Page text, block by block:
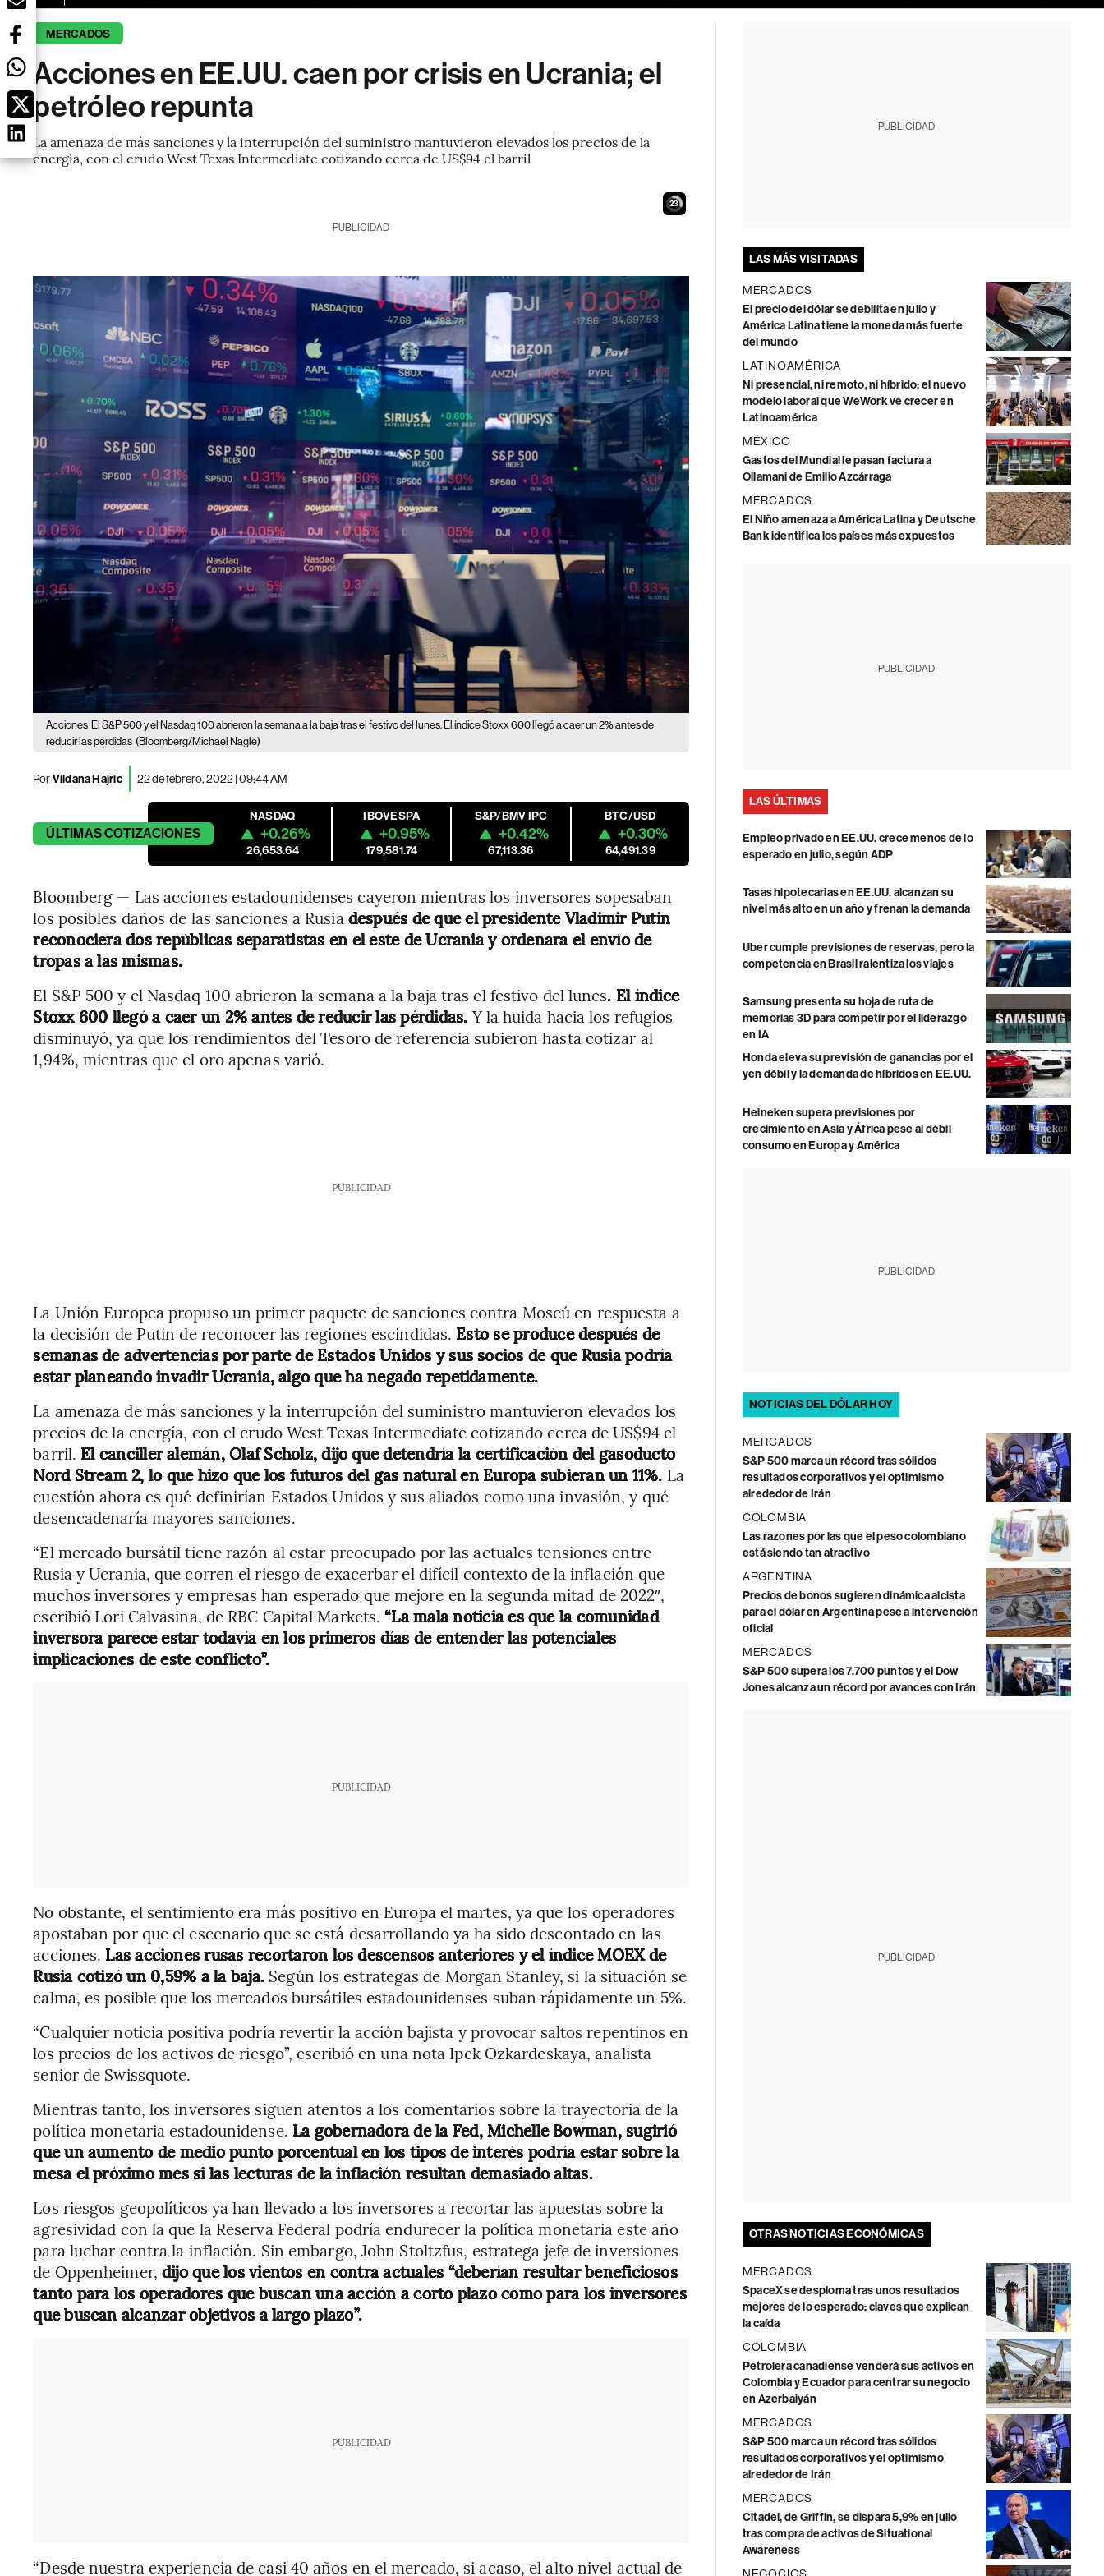
MERCADOS
Acciones en EE.UU. caen por crisis en Ucrania; el
petróleo repunta
La amenaza de más sanciones y la interrupción del suministro mantuvieron elevados los precios de la
energía, con el crudo West Texas Intermediate cotizando cerca de US$94 el barril
21
PUBLICIDAD
Acciones El S&P 500 y el Nasdaq 100 abrieron la semana a la baja tras el festivo del lunes. El índice Stoxx 600 llegó a caer un 2% antes de
reducir las pérdidas (Bloomberg/Michael Nagle)
PorVildana Hajric 22 de febrero, 2022 | 09:44 AM
ÚLTIMASCOTIZACIONES
NASDAQ
+0.26%
26,653.64
IBOVESPA
+0.95%
179,581.74
S&P/BMV IPC
+0.42%
67,113.36
BTC/USD
+0.30%
64,491.39
Bloomberg — Las acciones estadounidenses cayeron mientras los inversores sopesaban
los posibles daños de las sanciones a Rusia después de que el presidente Vladimir Putin
reconociera dos repúblicas separatistas en el este de Ucrania y ordenara el envío de
tropas a las mismas.
El S&P 500 y el Nasdaq 100 abrieron la semana a la baja tras el festivo del lunes. El índice
Stoxx 600 llegó a caer un 2% antes de reducir las pérdidas. Y la huida hacia los refugios
disminuyó, ya que los rendimientos del Tesoro de referencia subieron hasta cotizar al
1,94%, mientras que el oro apenas varió.
PUBLICIDAD
La Unión Europea propuso un primer paquete de sanciones contra Moscú en respuesta a
la decisión de Putin de reconocer las regiones escindidas. Esto se produce después de
semanas de advertencias por parte de Estados Unidos y sus socios de que Rusia podría
estar planeando invadir Ucrania, algo que ha negado repetidamente.
La amenaza de más sanciones y la interrupción del suministro mantuvieron elevados los
precios de la energía, con el crudo West Texas Intermediate cotizando cerca de US$94 el
barril. El canciller alemán, Olaf Scholz, dijo que detendría la certificación del gasoducto
Nord Stream 2, lo que hizo que los futuros del gas natural en Europa subieran un 11%. La
cuestión ahora es qué definirían Estados Unidos y sus aliados como una invasión, y qué
desencadenaría mayores sanciones.
“El mercado bursátil tiene razón al estar preocupado por las actuales tensiones entre
Rusia y Ucrania, que corren el riesgo de exacerbar el difícil contexto de la inflación que
muchos inversores y empresas han esperado que mejore en la segunda mitad de 2022″,
escribió Lori Calvasina, de RBC Capital Markets.“La mala noticia es que la comunidad
inversora parece estar todavía en los primeros días de entender las potenciales
implicaciones de este conflicto”.
PUBLICIDAD
No obstante, el sentimiento era más positivo en Europa el martes, ya que los operadores
apostaban por que el escenario que se está desarrollando ya ha sido descontado en las
acciones. Las acciones rusas recortaron los descensos anteriores y el índice MOEX de
Rusia cotizó un 0,59% a la baja. Según los estrategas de Morgan Stanley, si la situación se
calma, es posible que los mercados bursátiles estadounidenses suban rápidamente un 5%.
“Cualquier noticia positiva podría revertir la acción bajista y provocar saltos repentinos en
los precios de los activos de riesgo”, escribió en una nota Ipek Ozkardeskaya, analista
senior de Swissquote.
Mientras tanto, los inversores siguen atentos a los comentarios sobre la trayectoria de la
política monetaria estadounidense. La gobernadora de la Fed, Michelle Bowman, sugirió
que un aumento de medio punto porcentual en los tipos de interés podría estar sobre la
mesa el próximo mes si las lecturas de la inflación resultan demasiado altas.
Los riesgos geopolíticos ya han llevado a los inversores a recortar las apuestas sobre la
agresividad con la que la Reserva Federal podría endurecer la política monetaria este año
para luchar contra la inflación. Sin embargo, John Stoltzfus, estratega jefe de inversiones
de Oppenheimer, dijo que los vientos en contra actuales “deberían resultar beneficiosos
tanto para los operadores que buscan una acción a corto plazo como para los inversores
que buscan alcanzar objetivos a largo plazo”.
PUBLICIDAD
“Desde nuestra experiencia de casi 40 años en el mercado, si acaso, el alto nivel actual de
PUBLICIDAD
LAS MÁS VISITADAS
MERCADOS
El precio del dólar se debilita en julio y
América Latina tiene la moneda más fuerte
del mundo
LATINOAMÉRICA
Ni presencial, ni remoto, ni híbrido: el nuevo
modelo laboral que WeWork ve crecer en
Latinoamérica
MÉXICO
Gastos del Mundial le pasan factura a
Ollamani de Emilio Azcárraga
MERCADOS
El Niño amenaza a América Latina y Deutsche
Bank identifica los países más expuestos
PUBLICIDAD
LAS ÚLTIMAS
Empleo privado en EE.UU. crece menos de lo
esperado en julio, según ADP
Tasas hipotecarias en EE.UU. alcanzan su
nivel más alto en un año y frenan la demanda
Uber cumple previsiones de reservas, pero la
competencia en Brasil ralentiza los viajes
Samsung presenta su hoja de ruta de
memorias 3D para competir por el liderazgo
en IA
Honda eleva su previsión de ganancias por el
yen débil y la demanda de híbridos en EE.UU.
Heineken supera previsiones por
crecimiento en Asia y África pese al débil
consumo en Europa y América
PUBLICIDAD
NOTICIAS DEL DÓLAR HOY
MERCADOS
S&P 500 marca un récord tras sólidos
resultados corporativos y el optimismo
alrededor de Irán
COLOMBIA
Las razones por las que el peso colombiano
está siendo tan atractivo
ARGENTINA
Precios de bonos sugieren dinámica alcista
para el dólar en Argentina pese a intervención
oficial
MERCADOS
S&P 500 supera los 7.700 puntos y el Dow
Jones alcanza un récord por avances con Irán
PUBLICIDAD
OTRAS NOTICIAS ECONÓMICAS
MERCADOS
SpaceX se desploma tras unos resultados
mejores de lo esperado: claves que explican
la caída
COLOMBIA
Petrolera canadiense venderá sus activos en
Colombia y Ecuador para centrar su negocio
en Azerbaiyán
MERCADOS
S&P 500 marca un récord tras sólidos
resultados corporativos y el optimismo
alrededor de Irán
MERCADOS
Citadel, de Griffin, se dispara 5,9% en julio
tras compra de activos de Situational
Awareness
NEGOCIOS